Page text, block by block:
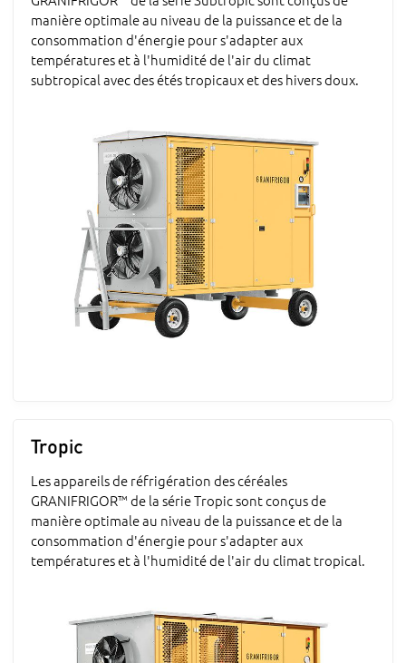
manière optimale au niveau de la puissance et de la
consommation d'énergie pour s'adapter aux
températures et à l'humidité de l'air du climat
subtropical avec des étés tropicaux et des hivers doux.
Tropic
Les appareils de réfrigération des céréales
GRANIFRIGOR™ de la série Tropic sont conçus de
manière optimale au niveau de la puissance et de la
consommation d'énergie pour s'adapter aux
températures et à l'humidité de l'air du climat tropical.